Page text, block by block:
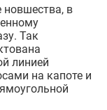
новшества, в
Так
линией
на капоте и